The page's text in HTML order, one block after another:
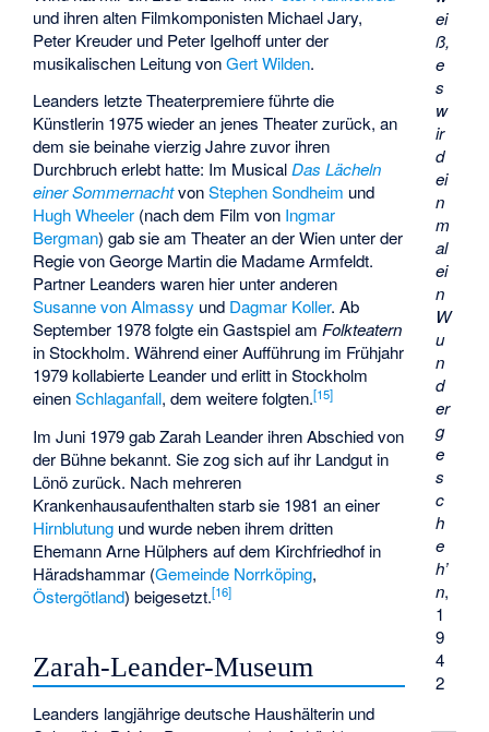
ei
ß,
e
s
w
ir
d
ei
n
m
al
ei
n
W
u
n
d
er
g
e
s
c
h
e
h’
n,
1
9
4
2
und ihren alten Filmkomponisten Michael Jary,
Peter Kreuder und Peter Igelhoff unter der
musikalischen Leitung vonGert Wilden.
Leanders letzte Theaterpremiere führte die
Künstlerin 1975 wieder an jenes Theater zurück, an
dem sie beinahe vierzig Jahre zuvor ihren
Durchbruch erlebt hatte: Im MusicalDas Lächeln
einer SommernachtvonStephen Sondheim und
Hugh Wheeler (nach dem Film von Ingmar
Bergman) gab sie am Theater an der Wien unter der
Regie von George Martin die Madame Armfeldt.
Partner Leanders waren hier unter anderen
Susanne von Almassy und Dagmar Koller. Ab
September 1978 folgte ein Gastspiel amFolkteatern
in Stockholm. Während einer Aufführung im Frühjahr
1979 kollabierte Leander und erlitt in Stockholm
einenSchlaganfall, dem weitere folgten.[15]
Im Juni 1979 gab Zarah Leander ihren Abschied von
der Bühne bekannt. Sie zog sich auf ihr Landgut in
Lönö zurück. Nach mehreren
Krankenhausaufenthalten starb sie 1981 an einer
Hirnblutung und wurde neben ihrem dritten
Ehemann Arne Hülphers auf dem Kirchfriedhof in
Häradshammar (Gemeinde Norrköping,
Östergötland) beigesetzt.[16]
Zarah-Leander-Museum
Leanders langjährige deutsche Haushälterin und